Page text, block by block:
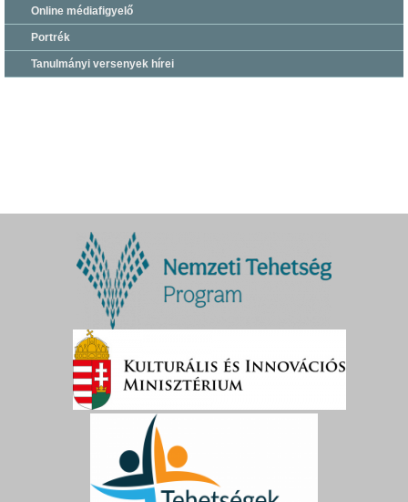
Online médiafigyelő
Portrék
Tanulmányi versenyek hírei